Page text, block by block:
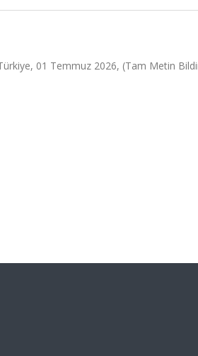
01 Temmuz 2026, (Tam Metin